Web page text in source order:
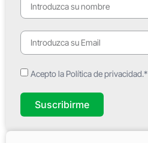
Acepto la Política de privacidad.*
Suscribirme